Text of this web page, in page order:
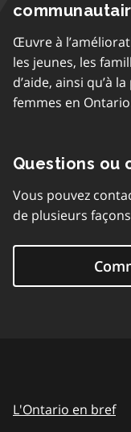
Œuvre à
les jeunes, les
d’aide, ainsi qu’à
femmes en
Questions ou
Vous pouvez
de plusieurs
L'Ontario en bref